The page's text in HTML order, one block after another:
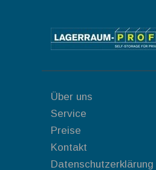
Über uns
Service
Preise
Kontakt
Datenschutzerklärung